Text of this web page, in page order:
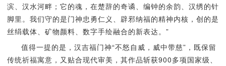
滨、汉水河畔；它的魂，在楚辞的奇谲、编钟的余韵、汉绣的针
脚里。我们守的是门神忠勇仁义、辟邪纳福的精神内核，创的是
丝绢载体、矿物颜料、数字手绘融合的新表达。”
值得一提的是，汉吉福门神“不怒自威，威中带慈”，既保留
传统祈福寓意，又贴合现代审美，其作品斩获900多项国家级、